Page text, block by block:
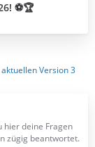
⚽🏆
Version 3
hier deine Fragen
zügig beantwortet.